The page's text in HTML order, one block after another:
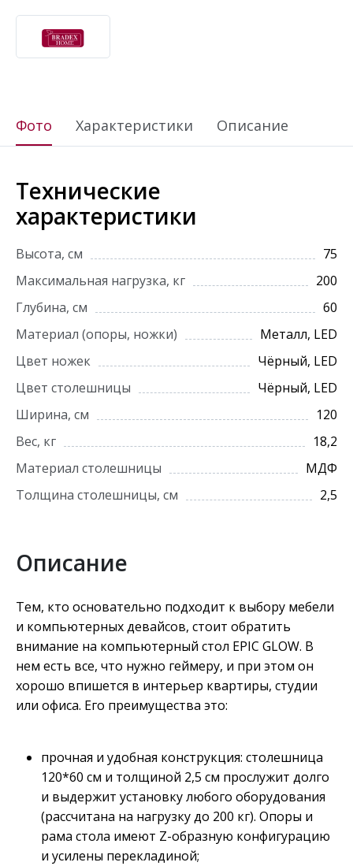
Фото Характеристики Описание
Технические
характеристики
Высота, см
75
Максимальная нагрузка, кг
200
Глубина, см
60
Материал (опоры, ножки)
Металл, LED
Цвет ножек
Чёрный, LED
Цвет столешницы
Чёрный, LED
Ширина, см
120
Вес, кг
18,2
Материал столешницы
МДФ
Толщина столешницы, см
2,5
Описание
Тем, кто основательно подходит к выбору мебели
и компьютерных девайсов, стоит обратить
внимание на компьютерный стол EPIC GLOW. В
нем есть все, что нужно геймеру, и при этом он
хорошо впишется в интерьер квартиры, студии
или офиса. Его преимущества это:
прочная и удобная конструкция: столешница
120*60 см и толщиной 2,5 см прослужит долго
и выдержит установку любого оборудования
(рассчитана на нагрузку до 200 кг). Опоры и
рама стола имеют Z-образную конфигурацию
и усилены перекладиной;